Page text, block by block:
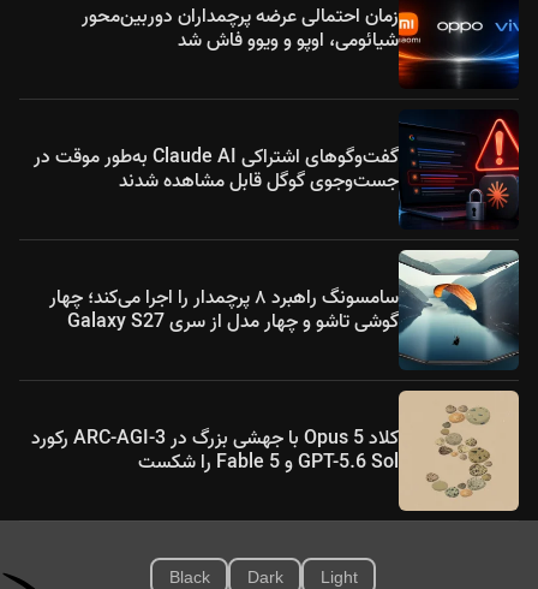
زمان احتمالی عرضه پرچمداران دوربین‌محور
شیائومی، اوپو و ویوو فاش شد
گفت‌وگوهای اشتراکی Claude AI به‌طور موقت در
جست‌وجوی گوگل قابل مشاهده شدند
سامسونگ راهبرد ۸ پرچمدار را اجرا می‌کند؛ چهار
گوشی تاشو و چهار مدل از سری Galaxy S27
کلاد Opus 5 با جهشی بزرگ در ARC-AGI-3 رکورد
GPT-5.6 Sol و Fable 5 را شکست
Light
Dark
Black